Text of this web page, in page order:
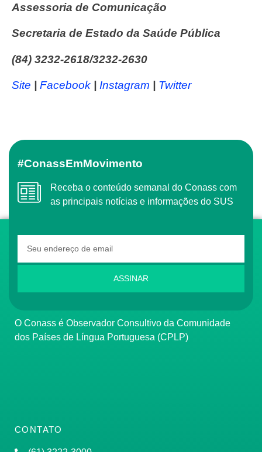
Assessoria de Comunicação
Secretaria de Estado da Saúde Pública
(84) 3232-2618/3232-2630
Site Facebook Instagram Twitter
#ConassEmMovimento
Receba o conteúdo semanal do Conass com
as principais notícias e informações do SUS
ASSINAR
O Conass é Observador Consultivo da Comunidade
dos Países de Língua Portuguesa (CPLP)
CONTATO